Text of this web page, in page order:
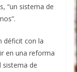
“un sistema de
déficit con la
en una reforma
sistema de